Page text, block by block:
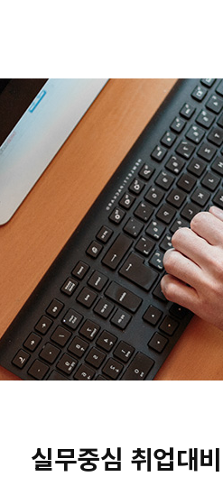
실무중심 취업대